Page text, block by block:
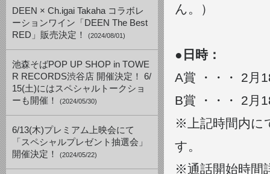
DEEN × Ch.igai Takaha コラボレ
ーションワイン「DEEN The Best
RED」販売決定！
(2024/08/01)
池森そばPOP UP SHOP in TOWE
R RECORDS渋谷店 開催決定！ 6/
15(土)にはスペシャルトークショ
ーも開催！
(2024/05/30)
6/13(木)プレミアム上映会にて
「スペシャルプレゼント抽選会」
開催決定！
(2024/05/22)
ん。）
●日時：
A賞 ・・・ 2月
B賞 ・・・ 2月
※上記時間内に
す。
※通話開始時間